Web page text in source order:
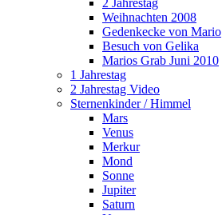
2 Jahrestag
Weihnachten 2008
Gedenkecke von Mario
Besuch von Gelika
Marios Grab Juni 2010
1 Jahrestag
2 Jahrestag Video
Sternenkinder / Himmel
Mars
Venus
Merkur
Mond
Sonne
Jupiter
Saturn